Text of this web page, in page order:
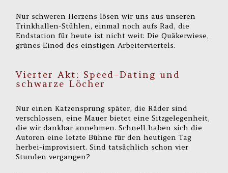
Nur schweren Herzens lösen wir uns aus unseren
Trinkhallen-Stühlen, einmal noch aufs Rad, die
Endstation für heute ist nicht weit: Die Quäkerwiese,
grünes Einod des einstigen Arbeiterviertels.
Vierter Akt: Speed-Dating und
schwarze Löcher
Nur einen Katzensprung später, die Räder sind
verschlossen, eine Mauer bietet eine Sitzgelegenheit,
die wir dankbar annehmen. Schnell haben sich die
Autoren eine letzte Bühne für den heutigen Tag
herbei-improvisiert. Sind tatsächlich schon vier
Stunden vergangen?